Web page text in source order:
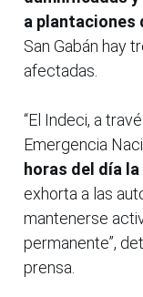
a plantaciones
San Gabán hay
afectadas.
“El Indeci, a
Emergencia
horas del día
exhorta a las
mantenerse
permanente”,
prensa.